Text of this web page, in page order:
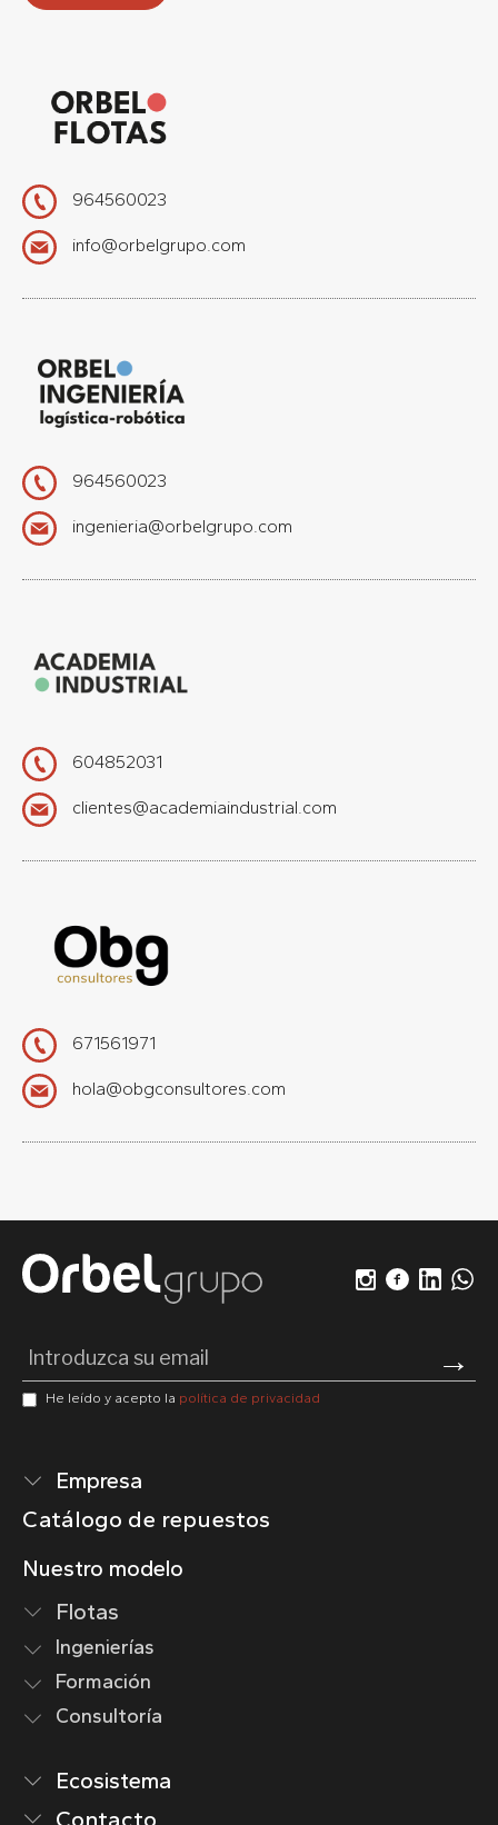
964560023
info@orbelgrupo.com
964560023
ingenieria@orbelgrupo.com
604852031
clientes@academiaindustrial.com
671561971
hola@obgconsultores.com
He leído y acepto la política de privacidad
Empresa
Catálogo de repuestos
Nuestro modelo
Flotas
Ingenierías
Formación
Consultoría
Ecosistema
Contacto